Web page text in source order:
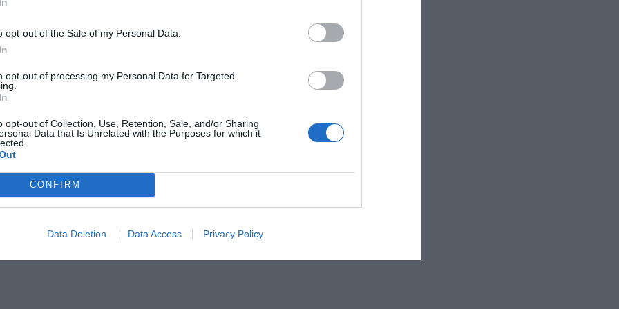
opt-out of the Sale of my Personal Data.
opt-out of processing my Personal Data for Targeted
opt-out of Collection, Use, Retention, Sale, and/or Sharing
Data that Is Unrelated with the Purposes for which it
CONFIRM
Data Deletion Data Access Privacy Policy
sanciona Élite
boicotejar el
d'Uber a
Matí de
educació i taxis